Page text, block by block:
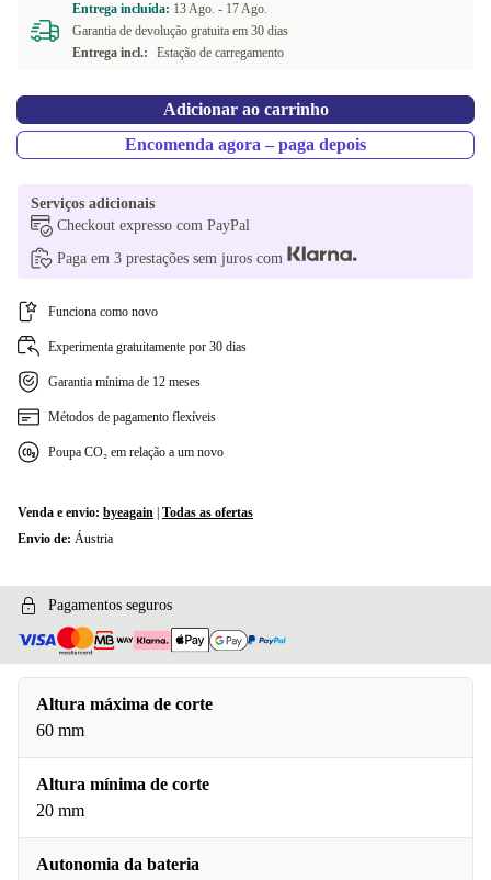
Entrega incluída: 13 Ago. - 17 Ago.
Garantia de devolução gratuita em 30 dias
Entrega incl.:
Estação de carregamento
Adicionar ao carrinho
Encomenda agora – paga depois
Serviços adicionais
Checkout expresso com PayPal
Paga em 3 prestações sem juros com
Funciona como novo
Experimenta gratuitamente por 30 dias
Garantia mínima de 12 meses
Métodos de pagamento flexíveis
Poupa CO₂ em relação a um novo
Venda e envio: byeagain Todas as ofertas
Envio de: Áustria
Pagamentos seguros
Altura máxima de corte
60 mm
Altura mínima de corte
20 mm
Autonomia da bateria